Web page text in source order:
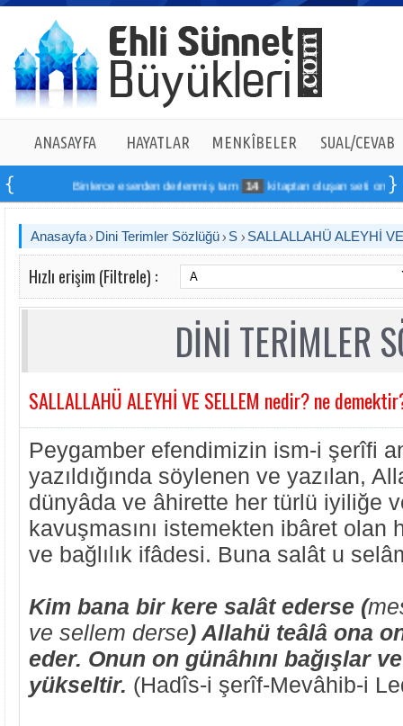
ANASAYFA HAYATLAR MENKÎBELER SUAL/CEVAB
Binlerce eserden derlenmiş tam 14 kitaptan oluşan seti online
Anasayfa Dini Terimler Sözlüğü S SALLALLAHÜ ALEYHİ
Hızlı erişim (Filtrele) :
DİNİ TERİMLER
SALLALLAHÜ ALEYHİ VE SELLEM nedir? ne
Peygamber efendimizin ism-i şerîfi
yazıldığında söylenen ve yazılan,
dünyâda ve âhirette her türlü iyiliğe
kavuşmasını istemekten ibâret olan
ve bağlılık ifâdesi. Buna salât u
Kim bana bir kere salât ederse (
ve sellem derse) Allahü teâlâ ona
eder. Onun on günâhını bağışlar
yükseltir. (Hadîs-i şerîf-Mevâhib-i